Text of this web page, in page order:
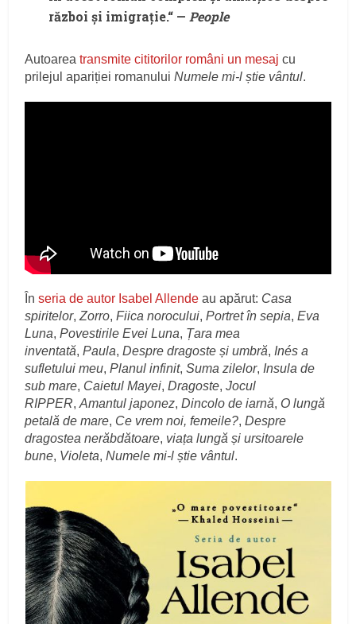
război și imigrație.“ —People
Autoareatransmite cititorilor români un mesaj cu
prilejul apariției romanuluiNumele mi-l știe vântul.
Înseria de autor Isabel Allende au apărut: Casa
spiritelor,Zorro,Fiica norocului,Portret în sepia,Eva
Luna,Povestirile Evei Luna, Țara mea
inventată,Paula,Despre dragoste și umbră, Inés a
sufletului meu,Planul infinit,Suma zilelor, Insula de
sub mare, Caietul Mayei,Dragoste,Jocul
RIPPER,Amantul japonez,Dincolo de iarnă, O lungă
petală de mare, Ce vrem noi, femeile?,Despre
dragostea nerăbdătoare, viața lungă și ursitoarele
bune, Violeta,Numele mi-l știe vântul.